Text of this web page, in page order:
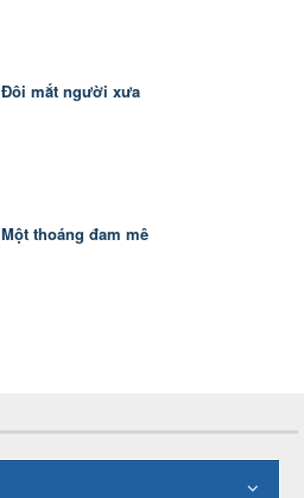
Đôi mắt người xưa
Một thoáng đam mê